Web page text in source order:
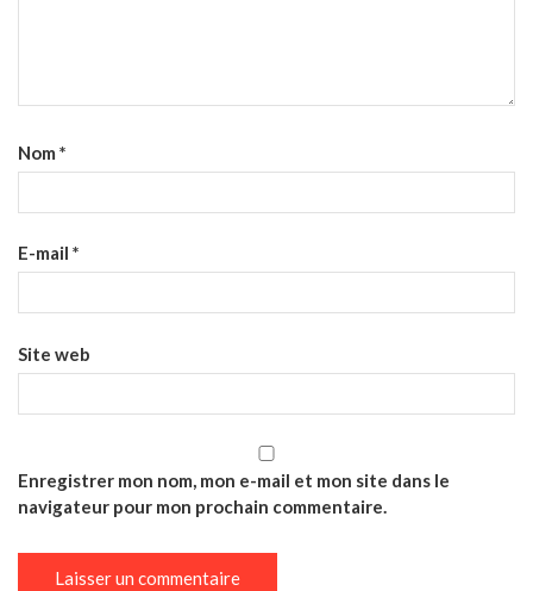
Nom *
E-mail *
Site web
Enregistrer mon nom, mon e-mail et mon site dans le
navigateur pour mon prochain commentaire.